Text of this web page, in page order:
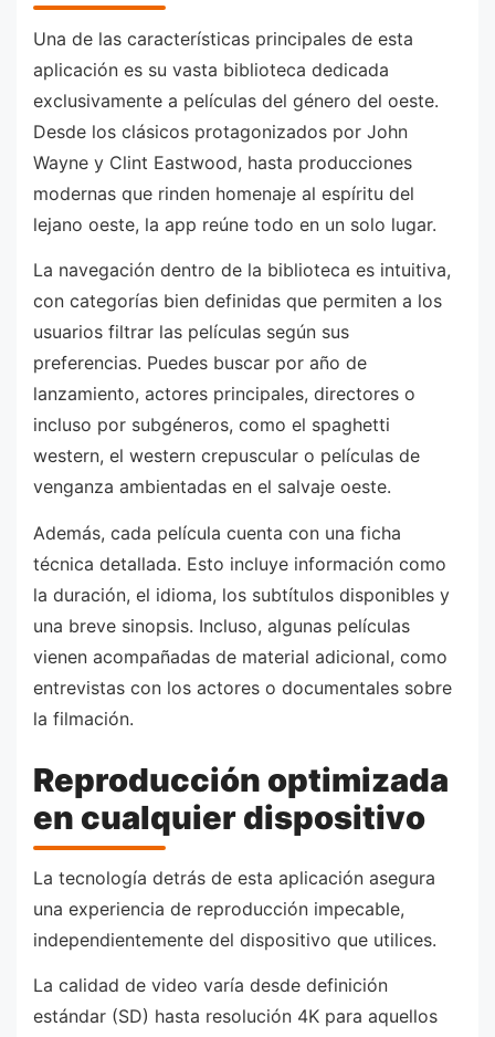
Una de las características principales de esta
aplicación es su vasta biblioteca dedicada
exclusivamente a películas del género del oeste.
Desde los clásicos protagonizados por John
Wayne y Clint Eastwood, hasta producciones
modernas que rinden homenaje al espíritu del
lejano oeste, la app reúne todo en un solo lugar.
La navegación dentro de la biblioteca es intuitiva,
con categorías bien definidas que permiten a los
usuarios filtrar las películas según sus
preferencias. Puedes buscar por año de
lanzamiento, actores principales, directores o
incluso por subgéneros, como el spaghetti
western, el western crepuscular o películas de
venganza ambientadas en el salvaje oeste.
Además, cada película cuenta con una ficha
técnica detallada. Esto incluye información como
la duración, el idioma, los subtítulos disponibles y
una breve sinopsis. Incluso, algunas películas
vienen acompañadas de material adicional, como
entrevistas con los actores o documentales sobre
la filmación.
Reproducción optimizada
en cualquier dispositivo
La tecnología detrás de esta aplicación asegura
una experiencia de reproducción impecable,
independientemente del dispositivo que utilices.
La calidad de video varía desde definición
estándar (SD) hasta resolución 4K para aquellos